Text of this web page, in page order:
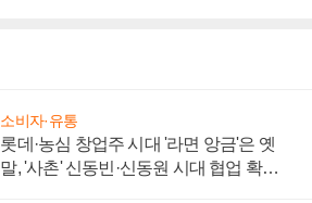
소비자·유통
롯데·농심 창업주 시대 '라면 앙금'은 옛
말, '사촌' 신동빈·신동원 시대 협업 확대